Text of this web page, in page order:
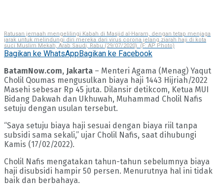
Ratusan jemaah mengelilingi Kabah di Masjid al-Haram, dengan tetap menjaga
jarak untuk melindungi diri mereka dari virus corona jelang ziarah haji di kota
suci Muslim Mekah, Arab Saudi, Rabu (29/07/2020). (F: AP Photo)
Bagikan ke WhatsAppBagikan ke Facebook
BatamNow.com, Jakarta – Menteri Agama (Menag) Yaqut
Cholil Qoumas mengusulkan biaya haji 1443 Hijriah/2022
Masehi sebesar Rp 45 juta. Dilansir detikcom, Ketua MUI
Bidang Dakwah dan Ukhuwah, Muhammad Cholil Nafis
setuju dengan usulan tersebut.
“Saya setuju biaya haji sesuai dengan biaya riil tanpa
subsidi sama sekali,” ujar Cholil Nafis, saat dihubungi
Kamis (17/02/2022).
Cholil Nafis mengatakan tahun-tahun sebelumnya biaya
haji disubsidi hampir 50 persen. Menurutnya hal ini tidak
baik dan berbahaya.